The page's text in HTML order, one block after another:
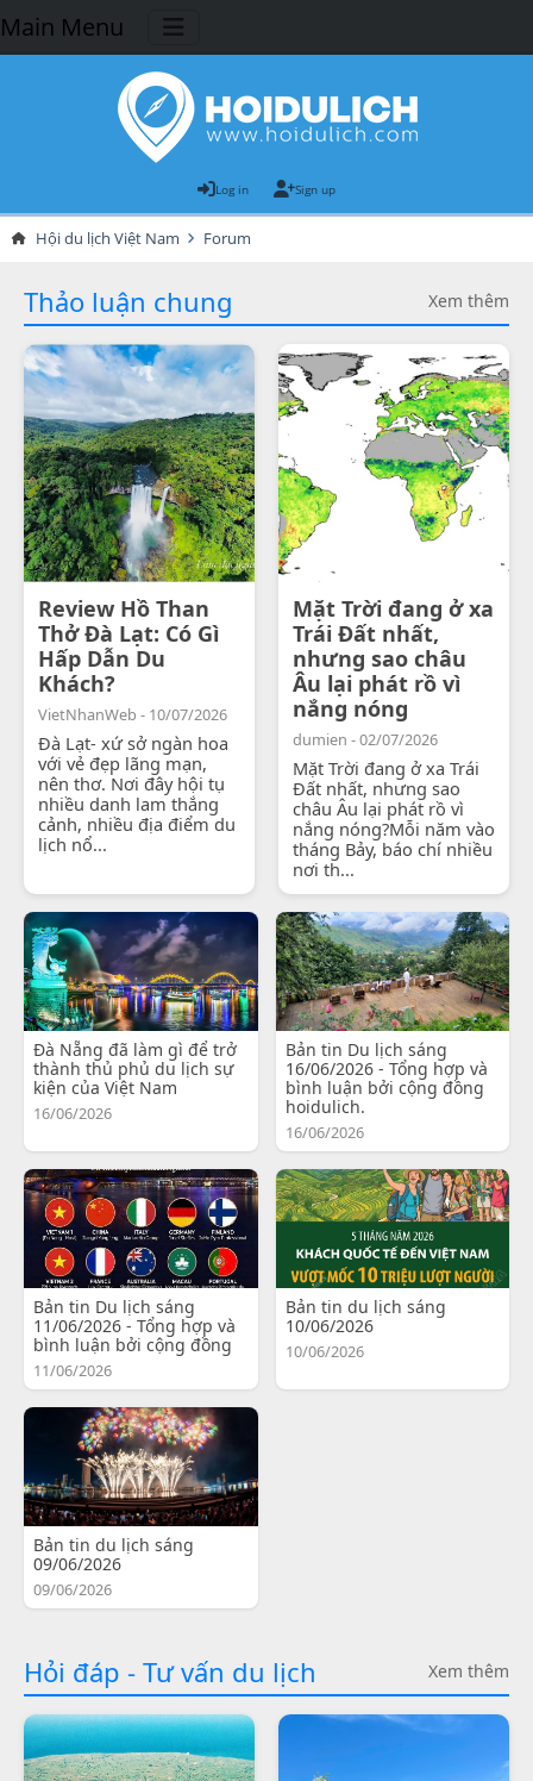
Main Menu
Log in Sign up
Hội du lịch Việt Nam Forum
Thảo luận chung Xem thêm
Review Hồ Than
Thở Đà Lạt: Có Gì
Hấp Dẫn Du
Khách?
VietNhanWeb - 10/07/2026
Đà Lạt- xứ sở ngàn hoa
với vẻ đẹp lãng mạn,
nên thơ. Nơi đây hội tụ
nhiều danh lam thắng
cảnh, nhiều địa điểm du
lịch nổ...
Mặt Trời đang ở xa
Trái Đất nhất,
nhưng sao châu
Âu lại phát rồ vì
nắng nóng
dumien - 02/07/2026
Mặt Trời đang ở xa Trái
Đất nhất, nhưng sao
châu Âu lại phát rồ vì
nắng nóng?Mỗi năm vào
tháng Bảy, báo chí nhiều
nơi th...
Đà Nẵng đã làm gì để trở
thành thủ phủ du lịch sự
kiện của Việt Nam
16/06/2026
Bản tin Du lịch sáng
16/06/2026 - Tổng hợp và
bình luận bởi cộng đồng
hoidulich.
16/06/2026
Bản tin Du lịch sáng
11/06/2026 - Tổng hợp và
bình luận bởi cộng đồng
11/06/2026
Bản tin du lịch sáng
10/06/2026
10/06/2026
Bản tin du lịch sáng
09/06/2026
09/06/2026
Hỏi đáp - Tư vấn du lịch Xem thêm